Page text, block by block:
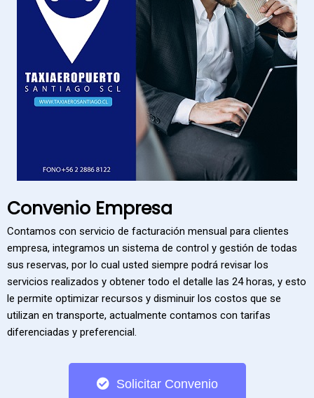
Convenio Empresa
Contamos con servicio de facturación mensual para clientes
empresa, integramos un sistema de control y gestión de todas
sus reservas, por lo cual usted siempre podrá revisar los
servicios realizados y obtener todo el detalle las 24 horas, y esto
le permite optimizar recursos y disminuir los costos que se
utilizan en transporte, actualmente contamos con tarifas
diferenciadas y preferencial.
Solicitar Convenio